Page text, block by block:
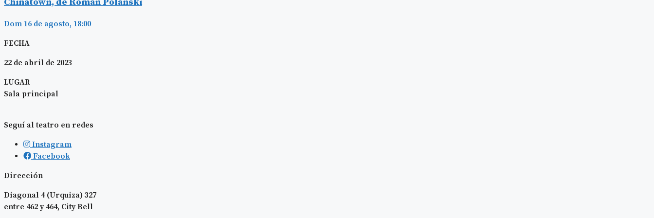
Dom 16 de agosto, 18:00
FECHA
22 de abril de 2023
LUGAR
Sala principal
Seguí al teatro en redes
Instagram
Facebook
Dirección
Diagonal 4 (Urquiza) 327
entre 462 y 464, City Bell